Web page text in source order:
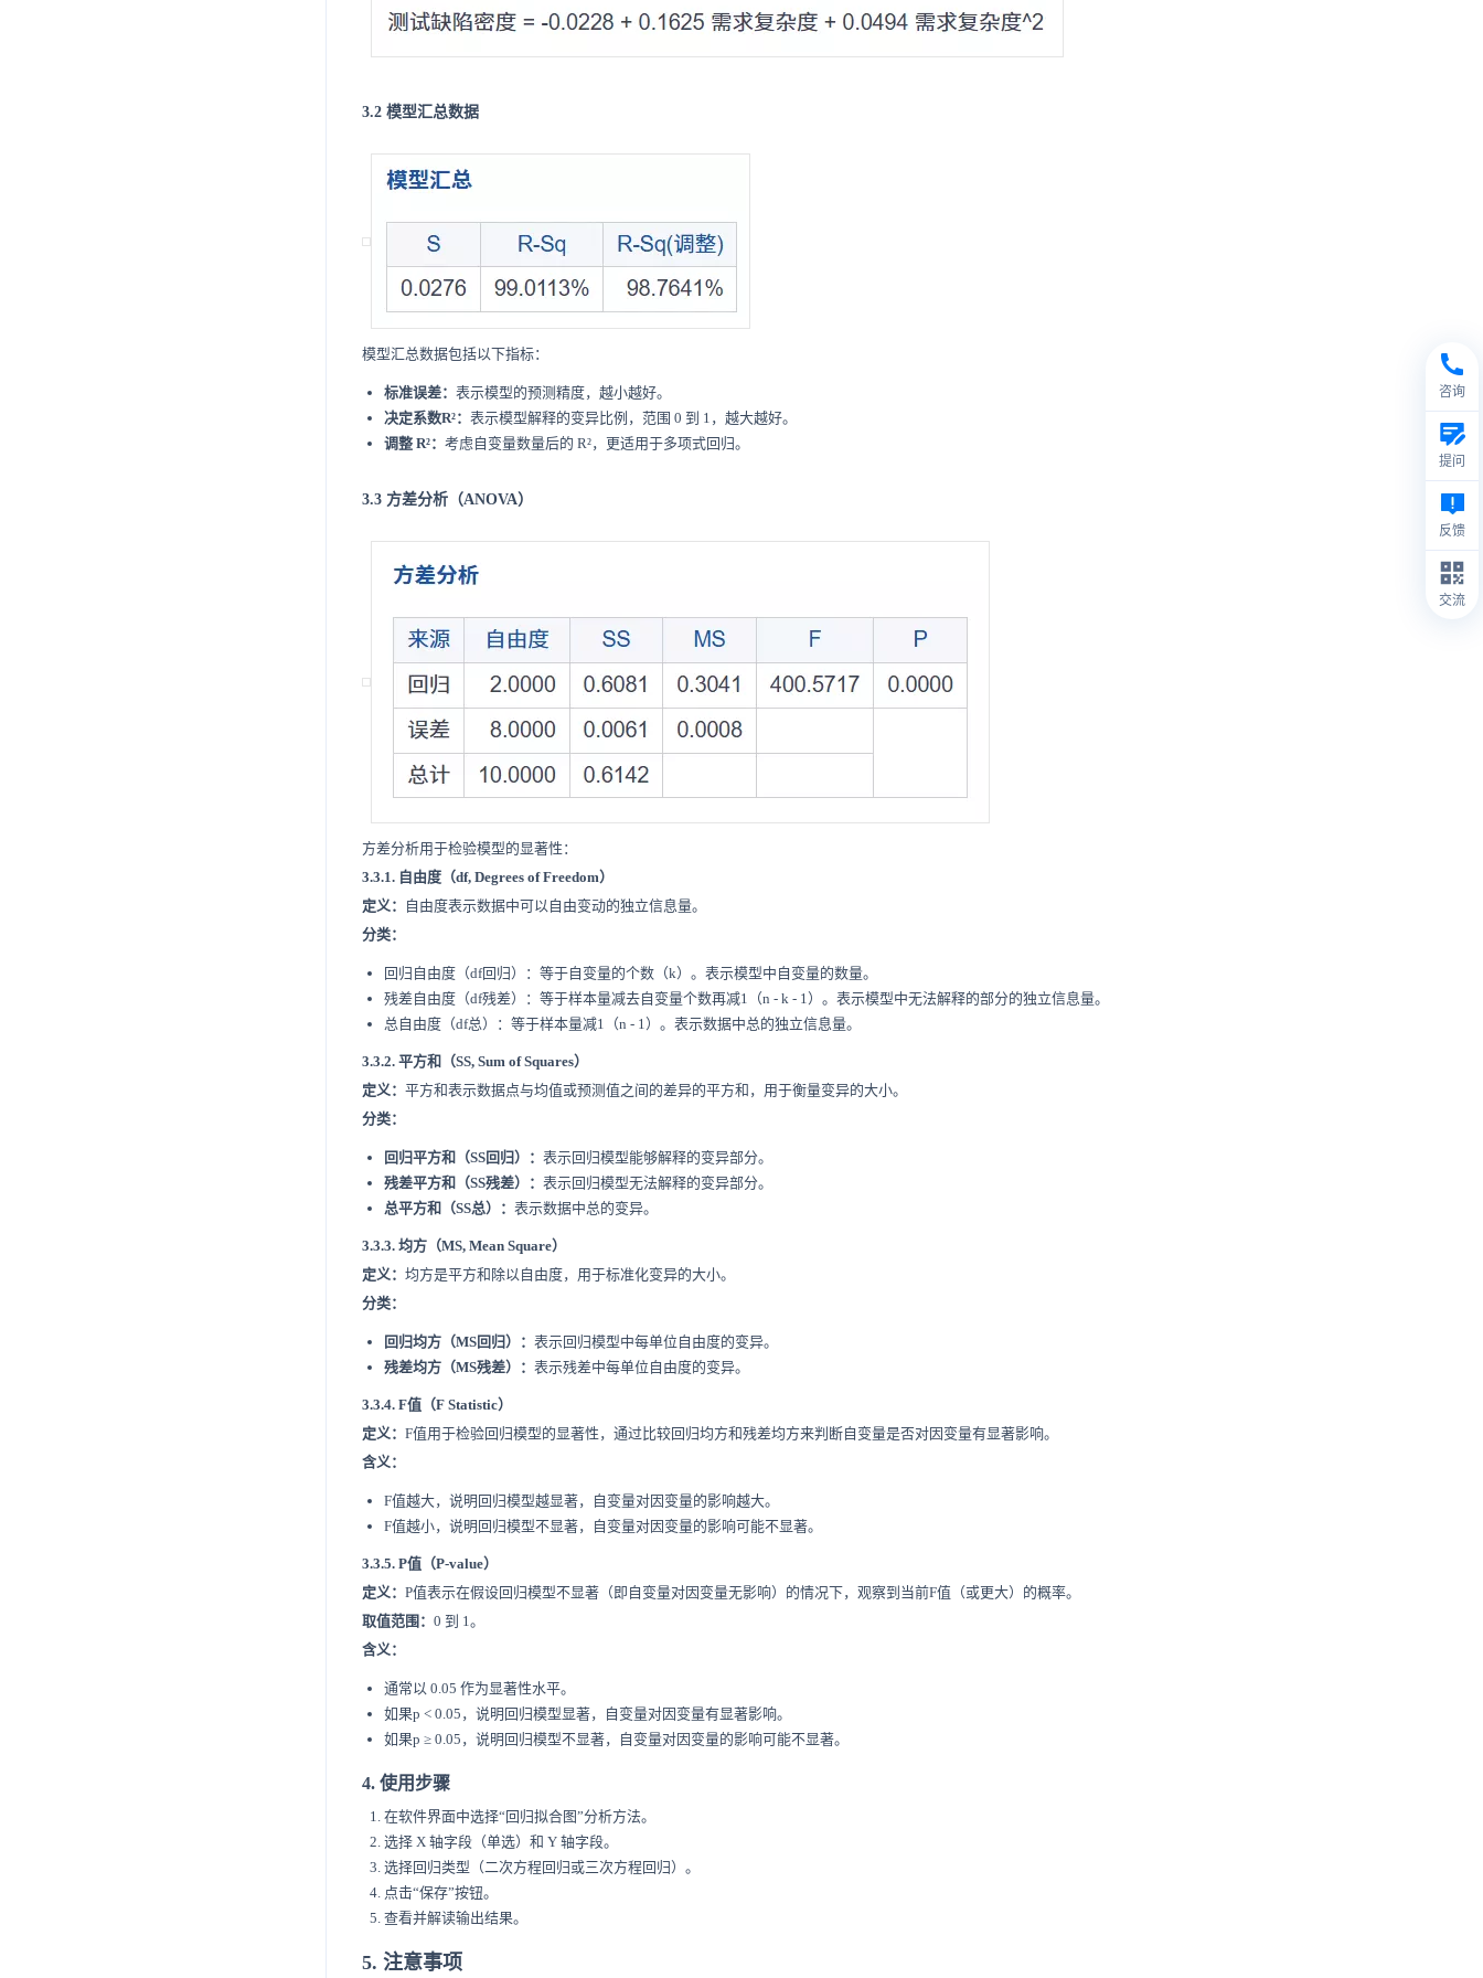
3.2 模型汇总数据
模型汇总数据包括以下指标：
标准误差： 表示模型的预测精度，越小越好。
决定系数R²： 表示模型解释的变异比例，范围 0 到 1，越大越好。
调整 R²： 考虑自变量数量后的 R²，更适用于多项式回归。
3.3 方差分析（ANOVA）
方差分析用于检验模型的显著性：
3.3.1. 自由度（df, Degrees of Freedom）
定义：
自由度表示数据中可以自由变动的独立信息量。
分类：
回归自由度（df回归）：等于自变量的个数（k）。表示模型中自变量的数量。
残差自由度（df残差）：等于样本量减去自变量个数再减1（n - k - 1）。表示模型中无法解释的部分的独立信息量。
总自由度（df总）：等于样本量减1（n - 1）。表示数据中总的独立信息量。
3.3.2. 平方和（SS, Sum of Squares）
定义： 平方和表示数据点与均值或预测值之间的差异的平方和，用于衡量变异的大小。
分类：
回归平方和（SS回归）： 表示回归模型能够解释的变异部分。
残差平方和（SS残差）： 表示回归模型无法解释的变异部分。
总平方和（SS总）： 表示数据中总的变异。
3.3.3. 均方（MS, Mean Square）
定义： 均方是平方和除以自由度，用于标准化变异的大小。
分类：
回归均方（MS回归）： 表示回归模型中每单位自由度的变异。
残差均方（MS残差）： 表示残差中每单位自由度的变异。
3.3.4. F值（F Statistic）
定义： F值用于检验回归模型的显著性，通过比较回归均方和残差均方来判断自变量是否对因变量有显著影响。
含义：
F值越大，说明回归模型越显著，自变量对因变量的影响越大。
F值越小，说明回归模型不显著，自变量对因变量的影响可能不显著。
3.3.5. P值（P-value）
定义： P值表示在假设回归模型不显著（即自变量对因变量无影响）的情况下，观察到当前F值（或更大）的概率。
取值范围： 0 到 1。
含义：
通常以 0.05 作为显著性水平。
如果p < 0.05，说明回归模型显著，自变量对因变量有显著影响。
如果p ≥ 0.05，说明回归模型不显著，自变量对因变量的影响可能不显著。
4. 使用步骤
在软件界面中选择“回归拟合图”分析方法。
选择 X 轴字段（单选）和 Y 轴字段。
选择回归类型（二次方程回归或三次方程回归）。
点击“保存”按钮。
查看并解读输出结果。
5. 注意事项
咨询
提问
反馈
交流